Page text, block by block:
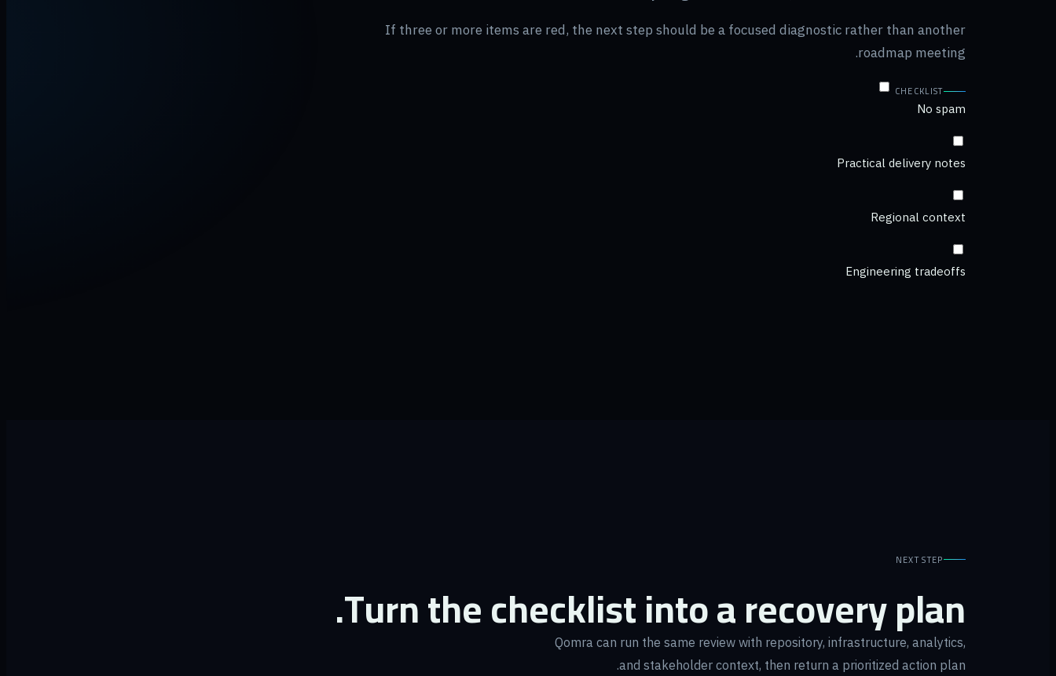
If three or more items are red, the next step should be a focused diagnostic rather than another
roadmap meeting.
CHECKLIST
No spam
Practical delivery notes
Regional context
Engineering tradeoffs
NEXT STEP
Turn the checklist into a recovery plan.
Qomra can run the same review with repository, infrastructure, analytics,
and stakeholder context, then return a prioritized action plan.